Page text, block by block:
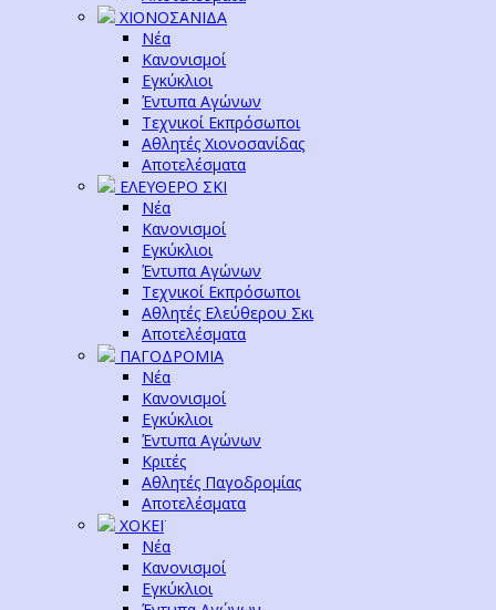
ΧΙΟΝΟΣΑΝΙΔΑ
Νέα
Κανονισμοί
Εγκύκλιοι
Έντυπα Αγώνων
Τεχνικοί Εκπρόσωποι
Αθλητές Χιονοσανίδας
Αποτελέσματα
ΕΛΕΥΘΕΡΟ ΣΚΙ
Νέα
Κανονισμοί
Εγκύκλιοι
Έντυπα Αγώνων
Τεχνικοί Εκπρόσωποι
Αθλητές Ελεύθερου Σκι
Αποτελέσματα
ΠΑΓΟΔΡΟΜΙΑ
Νέα
Κανονισμοί
Εγκύκλιοι
Έντυπα Αγώνων
Κριτές
Αθλητές Παγοδρομίας
Αποτελέσματα
ΧΟΚΕΪ
Νέα
Κανονισμοί
Εγκύκλιοι